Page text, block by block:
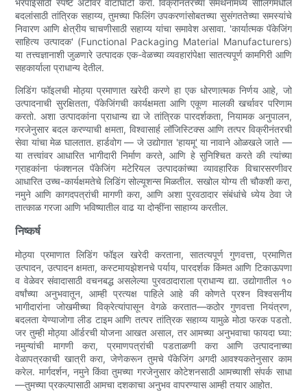
बदलांसाठी तांत्रिक सहाय्य, तुमच्या फिलिंग उपकरणांसोबतच्या सुसंगततेच्या समस्यांचे
निवारण आणि क्षेत्रीय चाचणीसाठी सहाय्य यांचा समावेश असावा. 'कार्यात्मक पॅकेजिंग
साहित्य उत्पादक' (Functional Packaging Material Manufacturers)
या तत्त्वज्ञानाशी जुळणारे उत्पादक एक-वेळच्या व्यवहारांपेक्षा सातत्यपूर्ण कामगिरी आणि
सहकार्याला प्राधान्य देतील.
लिडिंग फॉइलची मोठ्या प्रमाणात खरेदी करणे हा एक धोरणात्मक निर्णय आहे, जो
उत्पादनाची सुरक्षितता, पॅकेजिंगची कार्यक्षमता आणि एकूण मालकी खर्चावर परिणाम
करतो. अशा उत्पादकांना प्राधान्य द्या जे तांत्रिक पारदर्शकता, नियामक अनुपालन,
गरजेनुसार बदल करण्याची क्षमता, विश्वासार्ह लॉजिस्टिक्स आणि तत्पर विक्रीनंतरची
सेवा यांचा मेळ घालतात. हार्डवोग — जे उद्योगात 'हायमू' या नावाने ओळखले जाते —
या तत्त्वांवर आधारित भागीदारी निर्माण करते, आणि हे सुनिश्चित करते की त्यांच्या
ग्राहकांना फंक्शनल पॅकेजिंग मटेरियल उत्पादकांच्या व्यावहारिक विचारसरणीवर
आधारित उच्च-कार्यक्षमतेचे लिडिंग सोल्यूशन्स मिळतील. सखोल योग्य ती चौकशी करा,
नमुने आणि कागदपत्रांची मागणी करा, आणि अशा पुरवठादार संबंधांचे ध्येय ठेवा जे
तात्काळ गरजा आणि भविष्यातील वाढ या दोन्हींना साहाय्य करतील.
निष्कर्ष
मोठ्या प्रमाणात लिडिंग फॉइल खरेदी करताना, सातत्यपूर्ण गुणवत्ता, प्रमाणित
उत्पादन, उत्पादन क्षमता, कस्टमायझेशनचे पर्याय, पारदर्शक किंमत आणि टिकाऊपणा
व वेळेवर संवादासाठी वचनबद्ध असलेल्या पुरवठादाराला प्राधान्य द्या. उद्योगातील १०
वर्षांच्या अनुभवातून, आम्ही प्रत्यक्ष पाहिले आहे की कोणते प्रश्न विश्वसनीय
भागीदारांना जोखमीच्या विक्रेत्यांपासून वेगळे करतात—कठोर गुणवत्ता नियंत्रण,
बदलता येण्याजोगा लीड टाइम आणि तत्पर तांत्रिक सहाय्य यामुळे मोठा फरक पडतो.
जर तुम्ही मोठ्या ऑर्डरची योजना आखत असाल, तर आमच्या अनुभवाचा फायदा घ्या:
नमुन्यांची मागणी करा, प्रमाणपत्रांची पडताळणी करा आणि उत्पादनाच्या
वेळापत्रकाची खात्री करा, जेणेकरून तुमचे पॅकेजिंग अगदी आवश्यकतेनुसार काम
करेल. मार्गदर्शन, नमुने किंवा तुमच्या गरजेनुसार कोटेशनसाठी आमच्याशी संपर्क साधा
—तुमच्या प्रकल्पासाठी आमचा दशकाचा अनुभव वापरण्यास आम्ही तयार आहोत.